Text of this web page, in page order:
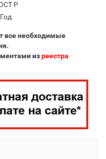
Р
все необходимые
изреестра